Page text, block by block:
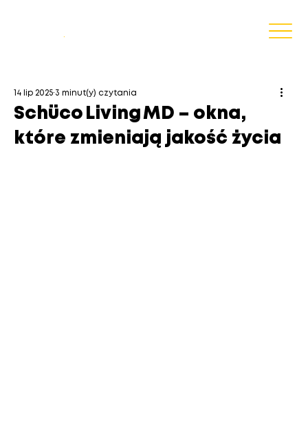
.
Schüco Living MD – okna,
które zmieniają jakość życia
14 lip 2025 3 minut(y) czytania